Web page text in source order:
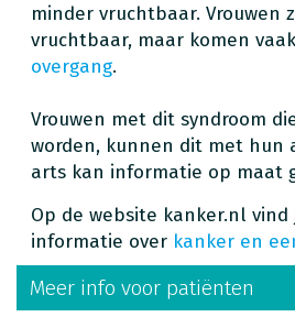
minder vruchtbaar. Vrouwen
vruchtbaar, maar komen
overgang.
Vrouwen met dit syndroom
worden, kunnen dit met hun
arts kan informatie op maat
Op de website kanker.nl vind
informatie over kanker en
Meer info voor patiënten